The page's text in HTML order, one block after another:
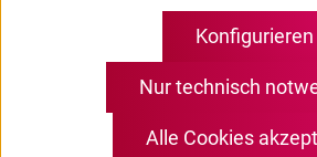
Nur technisch
Konfigurieren
Alle Cookies